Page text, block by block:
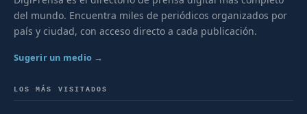
del mundo. Encuentra miles de periódicos organizados por
país y ciudad, con acceso directo a cada publicación.
Sugerir un medio →
LOS MÁS VISITADOS